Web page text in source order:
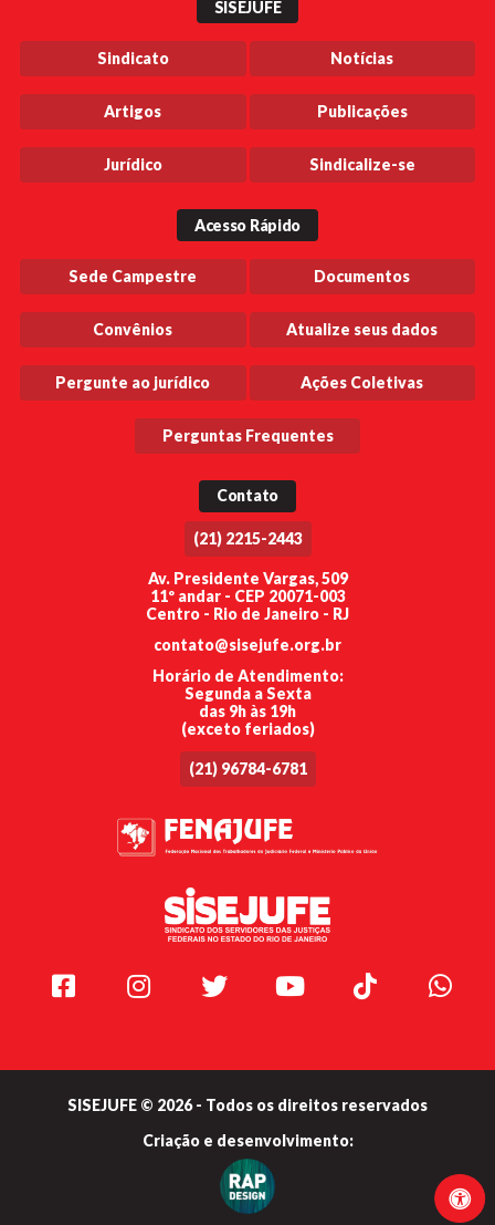
SISEJUFE
Sindicato Notícias
Artigos Publicações
Jurídico Sindicalize-se
Acesso Rápido
Sede Campestre Documentos
Convênios Atualize seus dados
Pergunte ao jurídico Ações Coletivas
Perguntas Frequentes
Contato
(21) 2215-2443
Av. Presidente Vargas, 509
11º andar - CEP 20071-003
Centro - Rio de Janeiro - RJ
contato@sisejufe.org.br
Horário de Atendimento:
Segunda a Sexta
das 9h às 19h
(exceto feriados)
(21) 96784-6781
Facebook Instagram Twitter Youtube TikTok
SISEJUFE © 2026 - Todos os direitos reservados
Criação e desenvolvimento: